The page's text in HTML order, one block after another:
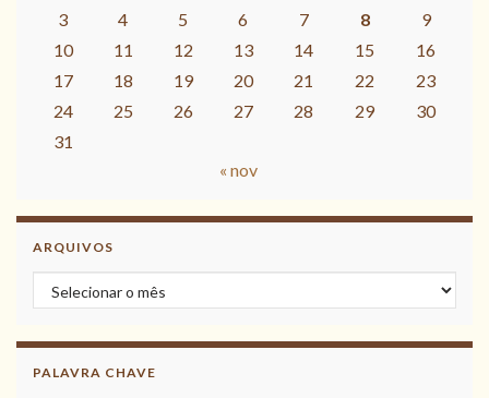
3
4 5 6 7 8
9
10
11 12 13 14 15
16
17
18 19 20 21 22
23
24
25 26 27 28 29
30
31
« nov
ARQUIVOS
Arquivos
PALAVRA CHAVE